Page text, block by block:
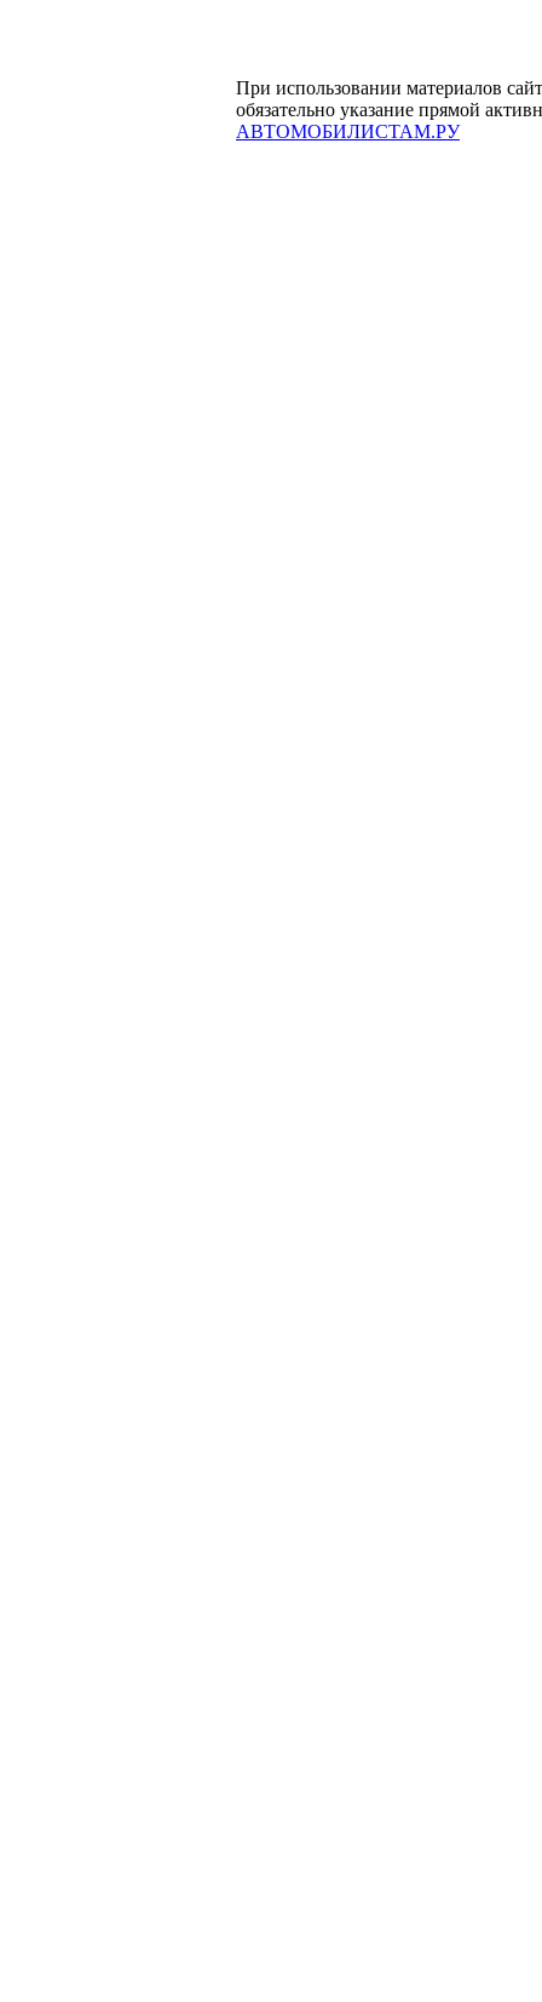
При использовании материалов
обязательно указание прямой
АВТОМОБИЛИСТАМ.РУ